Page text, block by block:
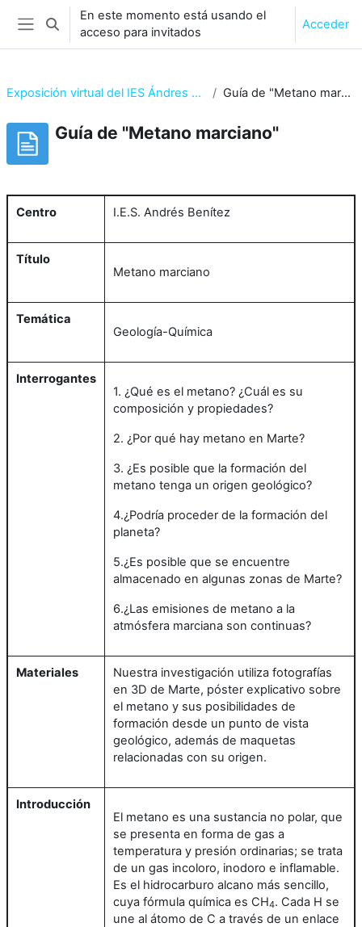
Salta al contenido principal
Panel lateral
Selector de búsqueda de entrada
En este momento está usando el
acceso para invitados
Acceder
Exposición virtual del IES Ándres Benítez Guía de "Metano marciano"
Guía de "Metano marciano"
Centro I.E.S. Andrés Benítez
Título
Metano marciano
Temática
Geología-Química
Interrogantes
1. ¿Qué es el metano? ¿Cuál es su
composición y propiedades?
2. ¿Por qué hay metano en Marte?
3. ¿Es posible que la formación del
metano tenga un origen geológico?
4.¿Podría proceder de la formación del
planeta?
5.¿Es posible que se encuentre
almacenado en algunas zonas de Marte?
6.¿Las emisiones de metano a la
atmósfera marciana son continuas?
Materiales
Nuestra investigación utiliza fotografías
en 3D de Marte, póster explicativo sobre
el metano y sus posibilidades de
formación desde un punto de vista
geológico, además de maquetas
relacionadas con su origen.
Introducción
El metano es una sustancia no polar, que
se presenta en forma de gas a
temperatura y presión ordinarias; se trata
de un gas incoloro, inodoro e inflamable.
Es el hidrocarburo alcano más sencillo,
cuya fórmula química es CH4. Cada H se
une al átomo de C a través de un enlace